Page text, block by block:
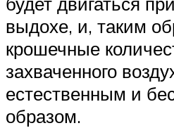
выдохе, и, таким
крошечные
захваченного
естественным и
образом.